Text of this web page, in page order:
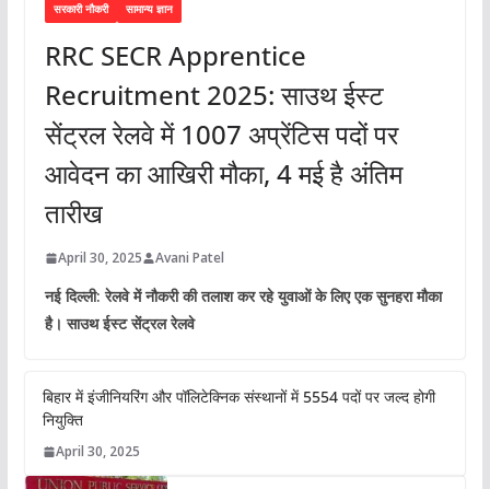
सरकारी नौकरी सामान्य ज्ञान
RRC SECR Apprentice
Recruitment 2025: साउथ ईस्ट
सेंट्रल रेलवे में 1007 अप्रेंटिस पदों पर
आवेदन का आखिरी मौका, 4 मई है अंतिम
तारीख
April 30, 2025 Avani Patel
नई दिल्ली: रेलवे में नौकरी की तलाश कर रहे युवाओं के लिए एक सुनहरा मौका
है। साउथ ईस्ट सेंट्रल रेलवे
बिहार में इंजीनियरिंग और पॉलिटेक्निक संस्थानों में 5554 पदों पर जल्द होगी
नियुक्ति
April 30, 2025